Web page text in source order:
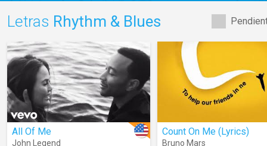
Letras Rhythm & Blues
All Of Me
John Legend
Count On Me (Lyrics)
Bruno Mars